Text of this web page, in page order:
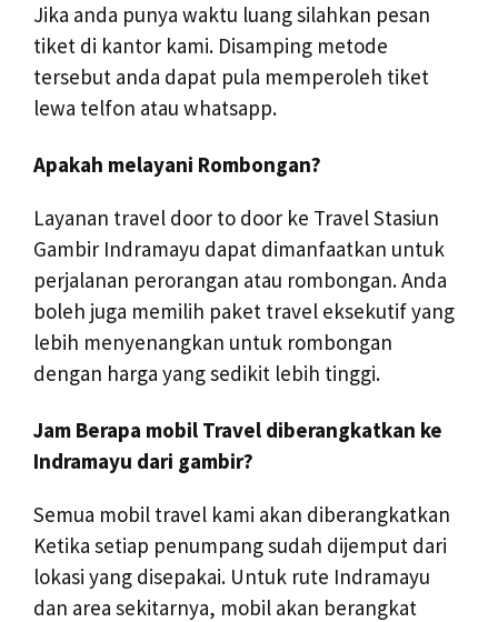
Jika anda punya waktu luang silahkan pesan
tiket di kantor kami. Disamping metode
tersebut anda dapat pula memperoleh tiket
lewa telfon atau whatsapp.
Apakah melayani Rombongan?
Layanan travel door to door ke Travel Stasiun
Gambir Indramayu dapat dimanfaatkan untuk
perjalanan perorangan atau rombongan. Anda
boleh juga memilih paket travel eksekutif yang
lebih menyenangkan untuk rombongan
dengan harga yang sedikit lebih tinggi.
Jam Berapa mobil Travel diberangkatkan ke
Indramayu dari gambir?
Semua mobil travel kami akan diberangkatkan
Ketika setiap penumpang sudah dijemput dari
lokasi yang disepakai. Untuk rute Indramayu
dan area sekitarnya, mobil akan berangkat